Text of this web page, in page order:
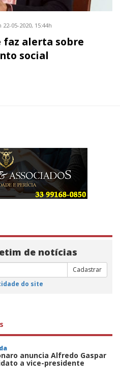
05-2020, 15:44h
faz alerta sobre
social
de notícias
Cadastrar
do site
anuncia Alfredo Gaspar
a vice-presidente